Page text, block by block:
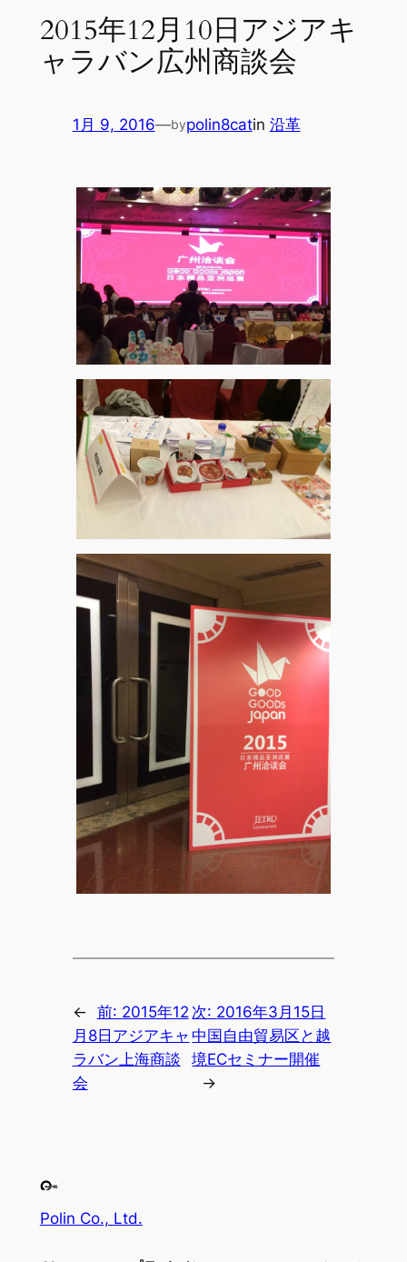
2015年12月10日アジアキ
ャラバン広州商談会
1月 9, 2016—bypolin8catin 沿革
← 前: 2015年12
月8日アジアキャ
ラバン上海商談
会
次: 2016年3月15日
中国自由貿易区と越
境ECセミナー開催
→
Polin Co., Ltd.